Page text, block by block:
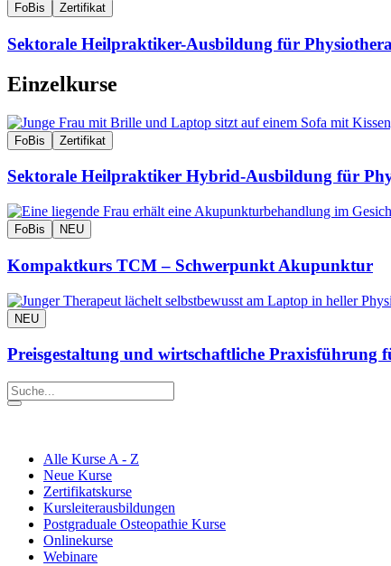
FoBis Zertifikat
Sektorale Heilpraktiker-Ausbildung für
Einzelkurse
FoBis Zertifikat
Sektorale Heilpraktiker Hybrid-Ausbildung für
FoBis NEU
Kompaktkurs TCM – Schwerpunkt Akupunktur
NEU
Preisgestaltung und wirtschaftliche
Alle Kurse A - Z
Neue Kurse
Zertifikatskurse
Kursleiterausbildungen
Postgraduale Osteopathie Kurse
Onlinekurse
Webinare